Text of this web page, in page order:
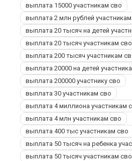
выплата 15000 участникам сво
выплата 2 млн рублей
выплата 20 тысяч на детей
выплата 20 тысяч участникам сво
выплата 200 тысяч участникам
выплата 20000 на детей
выплата 200000 участнику сво
выплата 30 участникам сво
выплата 4 миллиона участникам
выплата 4 млн участникам сво
выплата 400 тыс участникам сво
выплата 50 тысяч на ребенка
выплата 50 тысяч участникам сво